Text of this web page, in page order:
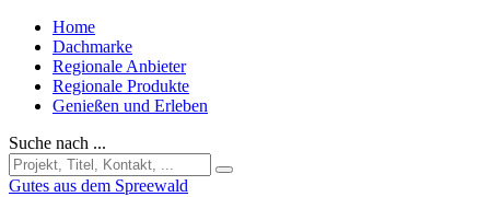
Home
Dachmarke
Regionale Anbieter
Regionale Produkte
Genießen und Erleben
Suche nach ...
Gutes aus dem Spreewald